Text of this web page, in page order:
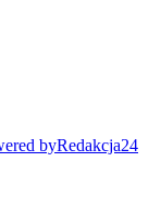
byRedakcja24